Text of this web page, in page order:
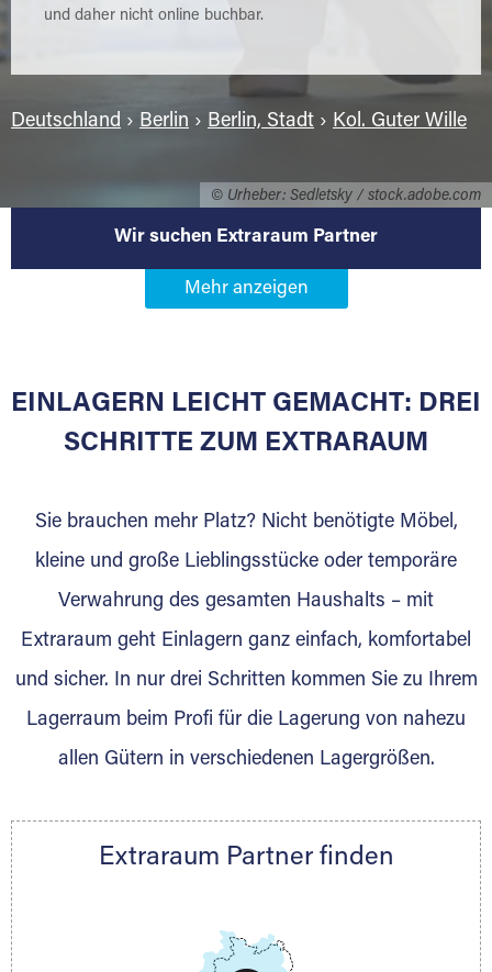
© Urheber: Sedletsky / stock.adobe.com
und daher nicht online buchbar.
Deutschland › Berlin › Berlin, Stadt › Kol. Guter Wille
Wir suchen Extraraum Partner
Werden Sie Extraraum Partner in
Sie bieten Kunden Lagerraum zur Miete, der
für die Einlagerung von Umzugsgut gebaut
Lagerkunden und Vermietungen.
Ihre Vorteile als Extraraum Partner:
Marktgerechte Preise
Digitale Buchungsplattform
Gewinnung von Neukunden
Nachricht.
Telefon:+49 6145 5442 - 404
DMG Aktiengesellschaft
EINLAGERN LEICHT GEMACHT: DREI
SCHRITTE ZUM EXTRARAUM
Sie brauchen mehr Platz? Nicht benötigte Möbel,
kleine und große Lieblingsstücke oder temporäre
Verwahrung des gesamten Haushalts – mit
Extraraum geht Einlagern ganz einfach, komfortabel
und sicher. In nur drei Schritten kommen Sie zu Ihrem
Lagerraum beim Profi für die Lagerung von nahezu
allen Gütern in verschiedenen Lagergrößen.
Extraraum Partner finden